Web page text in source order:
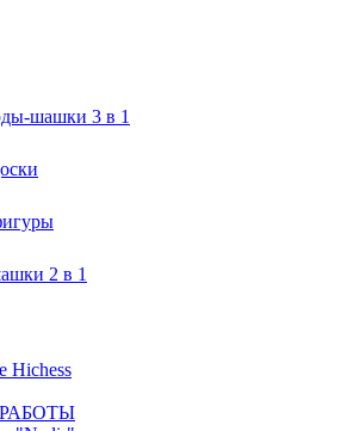
шашки 3 в 1
2 в 1
Hichess